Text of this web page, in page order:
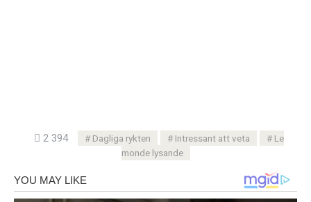
2 394 Dagliga rykten Intressant att veta
Le
monde lysande